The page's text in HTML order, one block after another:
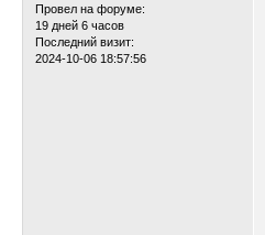
Провел на форуме:
19 дней 6 часов
Последний визит:
2024-10-06 18:57:56